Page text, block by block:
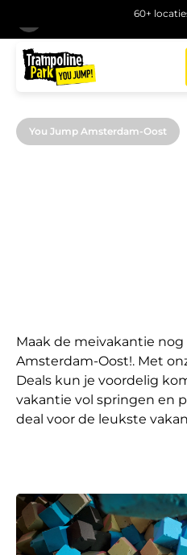
60+
You Jump Amsterdam-Oost
Maak de meivakantie
Amsterdam-Oost!. Met
Deals kun je voordelig
vakantie vol springen en
deal voor de leukste